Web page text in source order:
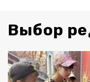
Выбор